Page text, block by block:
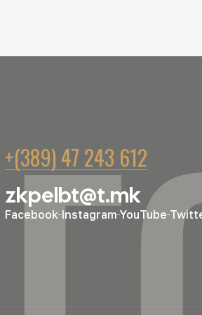
+(389) 47 243 612
zkpelbt@t.mk
Facebook Instagram YouTube